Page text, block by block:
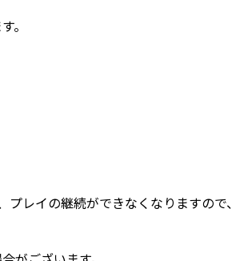
。
レイの継続ができなくなりますので、